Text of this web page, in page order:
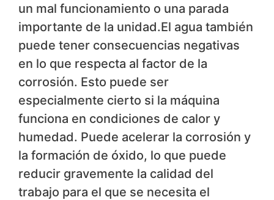
un mal funcionamiento o una parada
importante de la unidad.El agua también
puede tener consecuencias negativas
en lo que respecta al factor de la
corrosión. Esto puede ser
especialmente cierto si la máquina
funciona en condiciones de calor y
humedad. Puede acelerar la corrosión y
la formación de óxido, lo que puede
reducir gravemente la calidad del
trabajo para el que se necesita el